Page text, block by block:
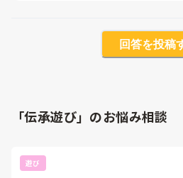
回答を投稿
「伝承遊び」のお悩み相談
遊び